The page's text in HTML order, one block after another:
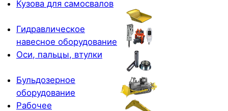
Кузова для самосвалов
Гидравлическое
навесное оборудование
Оси, пальцы, втулки
Бульдозерное
оборудование
Рабочее